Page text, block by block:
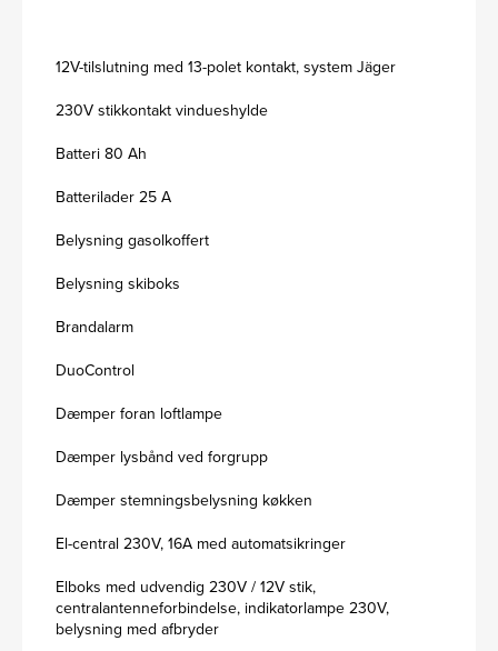
12V-tilslutning med 13-polet kontakt, system Jäger
230V stikkontakt vindueshylde
Batteri 80 Ah
Batterilader 25 A
Belysning gasolkoffert
Belysning skiboks
Brandalarm
DuoControl
Dæmper foran loftlampe
Dæmper lysbånd ved forgrupp
Dæmper stemningsbelysning køkken
El-central 230V, 16A med automatsikringer
Elboks med udvendig 230V / 12V stik,
centralantenneforbindelse, indikatorlampe 230V,
belysning med afbryder